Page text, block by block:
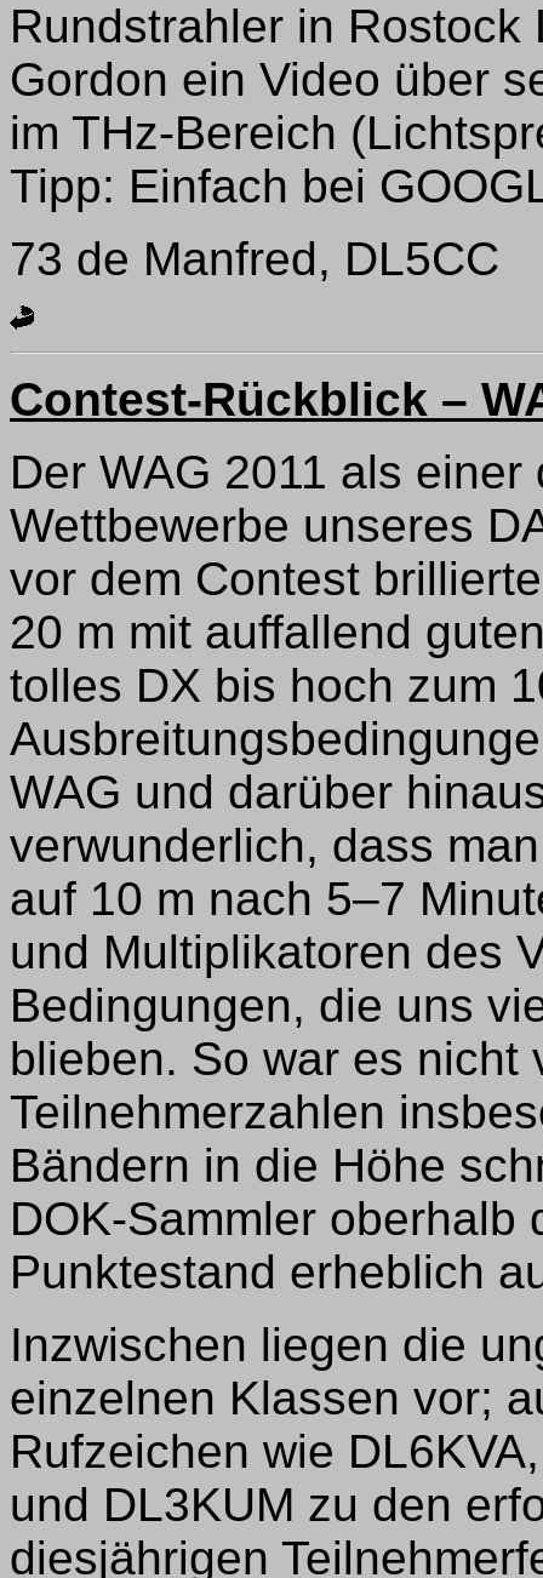
Rundstrahler in Rostock
Gordon ein Video über
im THz-Bereich
Tipp: Einfach bei
73 de Manfred, DL5CC
Contest-Rückblick –
Der WAG 2011 als
Wettbewerbe unseres
vor dem Contest
20 m mit auffallend
tolles DX bis hoch zum
WAG und darüber
verwunderlich, dass
auf 10 m nach 5–7
und Multiplikatoren des
Bedingungen, die uns
blieben. So war es nicht
Teilnehmerzahlen
Bändern in die Höhe
DOK-Sammler oberhalb
Punktestand erheblich
Inzwischen liegen die
einzelnen Klassen vor;
Rufzeichen wie
und DL3KUM zu den
diesjährigen